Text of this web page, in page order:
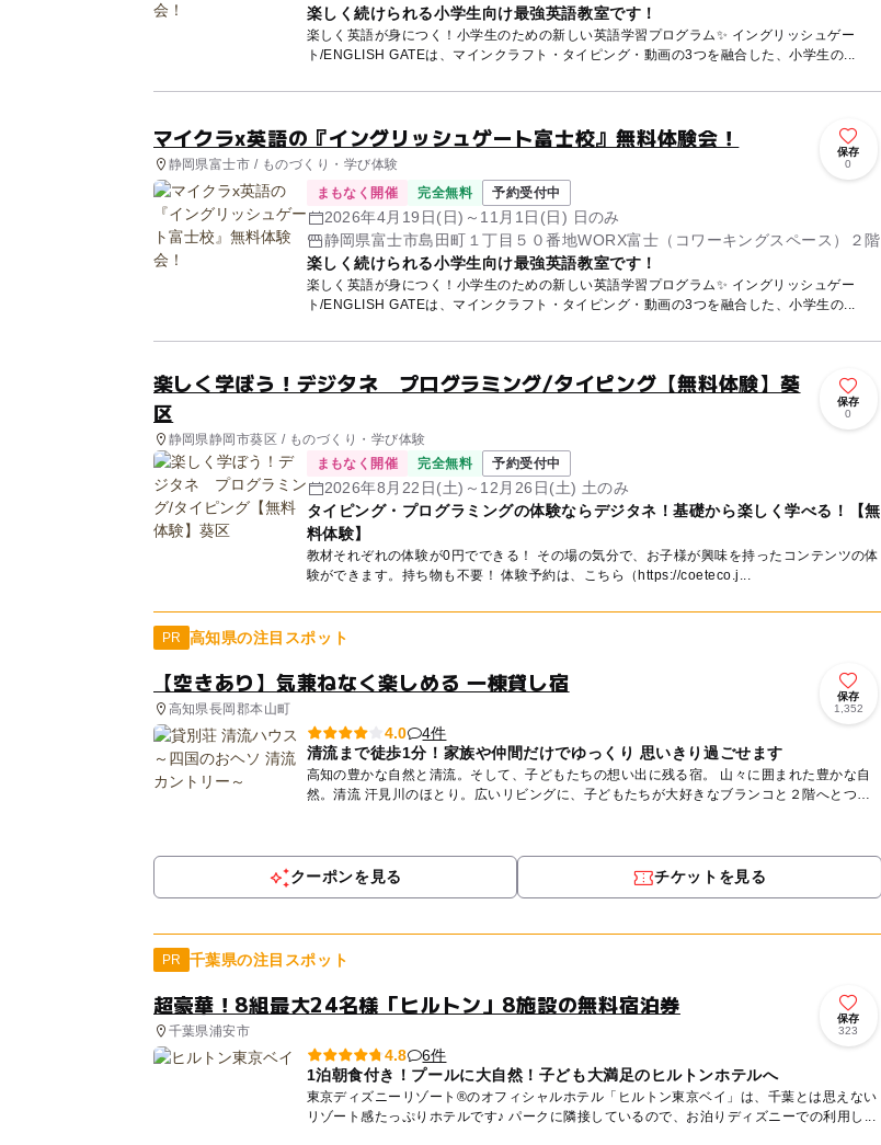
楽しく続けられる小学生向け最強英語教室です！
楽しく英語が身につく！小学生のための新しい英語学習プログラム✨ イングリッシュゲー
ト/ENGLISH GATEは、マインクラフト・タイピング・動画の3つを融合した、小学生の...
マイクラx英語の『イングリッシュゲート富士校』無料体験会！
静岡県富士市 / ものづくり・学び体験
保存
0
まもなく開催 完全無料 予約受付中
2026年4月19日(日)～11月1日(日) 日のみ
静岡県富士市島田町１丁目５０番地WORX富士（コワーキングスペース）２階
楽しく続けられる小学生向け最強英語教室です！
楽しく英語が身につく！小学生のための新しい英語学習プログラム✨ イングリッシュゲー
ト/ENGLISH GATEは、マインクラフト・タイピング・動画の3つを融合した、小学生の...
楽しく学ぼう！デジタネ プログラミング/タイピング【無料体験】葵
区
静岡県静岡市葵区 / ものづくり・学び体験
保存
0
まもなく開催 完全無料 予約受付中
2026年8月22日(土)～12月26日(土) 土のみ
タイピング・プログラミングの体験ならデジタネ！基礎から楽しく学べる！【無
料体験】
教材それぞれの体験が0円でできる！ その場の気分で、お子様が興味を持ったコンテンツの体
験ができます。持ち物も不要！ 体験予約は、こちら（https://coeteco.j...
PR 高知県の注目スポット
【空きあり】気兼ねなく楽しめる 一棟貸し宿
高知県長岡郡本山町
保存
1,352
4.0
4件
清流まで徒歩1分！家族や仲間だけでゆっくり 思いきり過ごせます
高知の豊かな自然と清流。そして、子どもたちの想い出に残る宿。 山々に囲まれた豊かな自
然。清流 汗見川のほとり。広いリビングに、子どもたちが大好きなブランコと２階へとつ
クーポンを見る チケットを見る
PR 千葉県の注目スポット
超豪華！8組最大24名様「ヒルトン」8施設の無料宿泊券
千葉県浦安市
保存
323
4.8
6件
1泊朝食付き！プールに大自然！子ども大満足のヒルトンホテルへ
東京ディズニーリゾート®のオフィシャルホテル「ヒルトン東京ベイ」は、千葉とは思えない
リゾート感たっぷりホテルです♪ パークに隣接しているので、お泊りディズニーでの利用し...